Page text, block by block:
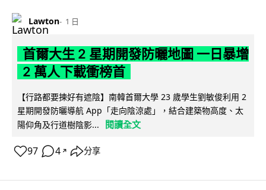
Lawton 1 日
首爾大生 2 星期開發防曬地圖 一日暴增
2 萬人下載衝榜首
【行路都要揀好有遮陰】南韓首爾大學 23 歲學生劉敏俊利用 2
星期開發防曬導航 App「走向陰涼處」，結合建築物高度、太
陽仰角及行道樹陰影...
閱讀全文
97 4 ↗ 分享